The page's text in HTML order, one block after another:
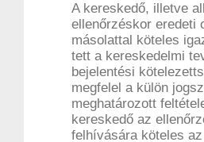
A kereskedő, illetve
ellenőrzéskor eredeti
másolattal köteles
tett a kereskedelmi
bejelentési
megfelel a külön
meghatározott
kereskedő az
felhívására köteles